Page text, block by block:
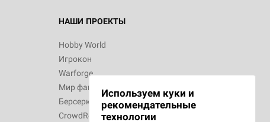
НАШИ ПРОЕКТЫ
Hobby World
Игрокон
Warforge
Мир фантастики
Берсерк
CrowdRepublic
Используем куки и
рекомендательные
технологии